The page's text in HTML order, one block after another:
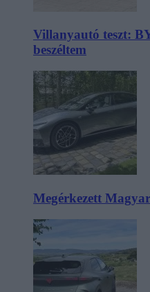
Villanyautó teszt:
beszéltem
Megérkezett